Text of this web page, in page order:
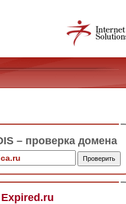
– проверка домена
Expired.ru